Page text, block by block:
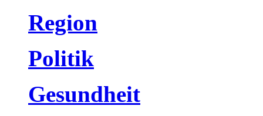
Region
Politik
Gesundheit